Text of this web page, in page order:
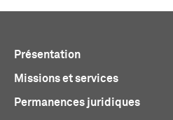
Présentation
Missions et services
Permanences juridiques